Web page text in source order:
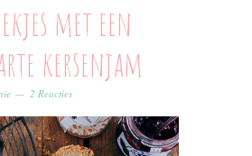
met een
kersenjam
2 Reacties